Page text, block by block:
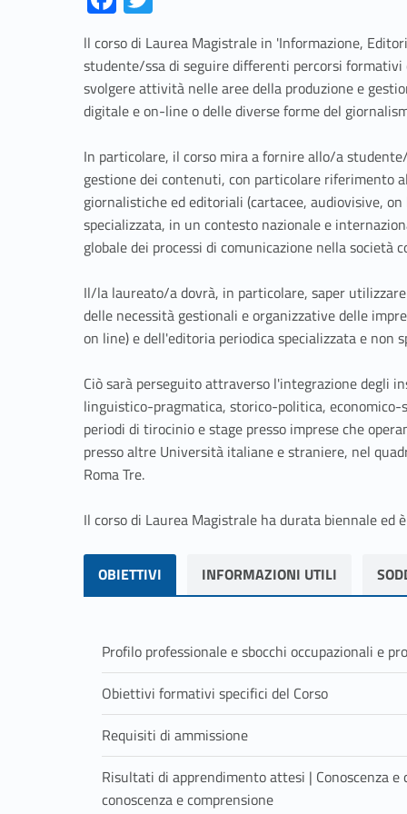
ce
b
o
o
k
itt
er
ll corso di Laurea Magistrale in 'Informazione,
studente/ssa di seguire differenti percorsi
svolgere attività nelle aree della produzione e
digitale e on-line o delle diverse forme del
In particolare, il corso mira a fornire allo/a
gestione dei contenuti, con particolare riferimento
giornalistiche ed editoriali (cartacee, audiovisive,
specializzata, in un contesto nazionale e
globale dei processi di comunicazione nella società
Il/la laureato/a dovrà, in particolare, saper
delle necessità gestionali e organizzative delle
on line) e dell'editoria periodica specializzata e non
Ciò sarà perseguito attraverso l'integrazione degli
linguistico-pragmatica, storico-politica,
periodi di tirocinio e stage presso imprese che
presso altre Università italiane e straniere, nel
Roma Tre.
Il corso di Laurea Magistrale ha durata biennale ed
Skip back to navigation
LINK IDENTIFIER #IDENTIFIER__40011-1
OBIETTIVI INFORMAZIONI UTILI
Profilo professionale e sbocchi occupazionali e
Specialisti dell'informazione e dei sistemi
Gli sbocchi professionali previsti direttamente
“Informazione, Editoria e Giornalismo”
ed editoriali, con particolare riferimento alle
produzione cinematografica, di video e di
e altri servizi informatici (elaborazione dei
Obiettivi formativi specifici del Corso
L'obiettivo del CdL è la focalizzazione e
comunicazione, attraverso un approccio
orientato alla specializzazione. A conclusione
competenze necessarie all'uso delle nuove
Requisiti di ammissione
Per l'ammissione al Corso di studio in
conoscenze corrispondenti al possesso di una
Risultati di apprendimento attesi | Conoscenza e
conoscenza e comprensione